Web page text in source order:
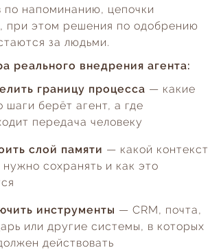
по напоминанию, цепочки
при этом решения по одобрению
за людьми.
реального внедрения агента:
границу процесса — какие
шаги берёт агент, а где
передача человеку
слой памяти — какой контекст
нужно сохранять и как это
инструменты — CRM, почта,
или другие системы, в которых
действовать